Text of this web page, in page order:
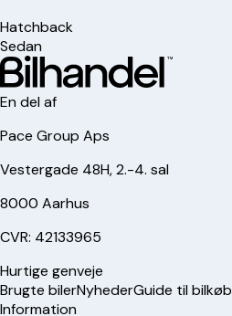
Hatchback
Sedan
En del af
Pace Group Aps
Vestergade 48H, 2.-4. sal
8000 Aarhus
CVR: 42133965
Hurtige genveje
Brugte bilerNyhederGuide til bilkøb
Information